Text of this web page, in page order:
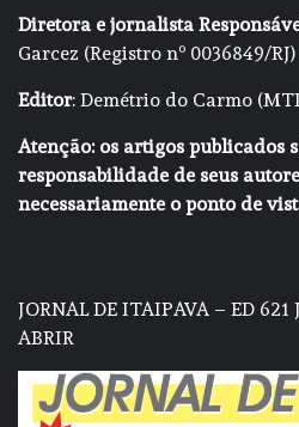
Diretora e jornalista
Garcez (Registro nº 0036849/RJ)
Editor: Demétrio do Carmo
Atenção: os artigos publicados
responsabilidade de seus
necessariamente o ponto de
JORNAL DE ITAIPAVA – ED 621
ABRIR